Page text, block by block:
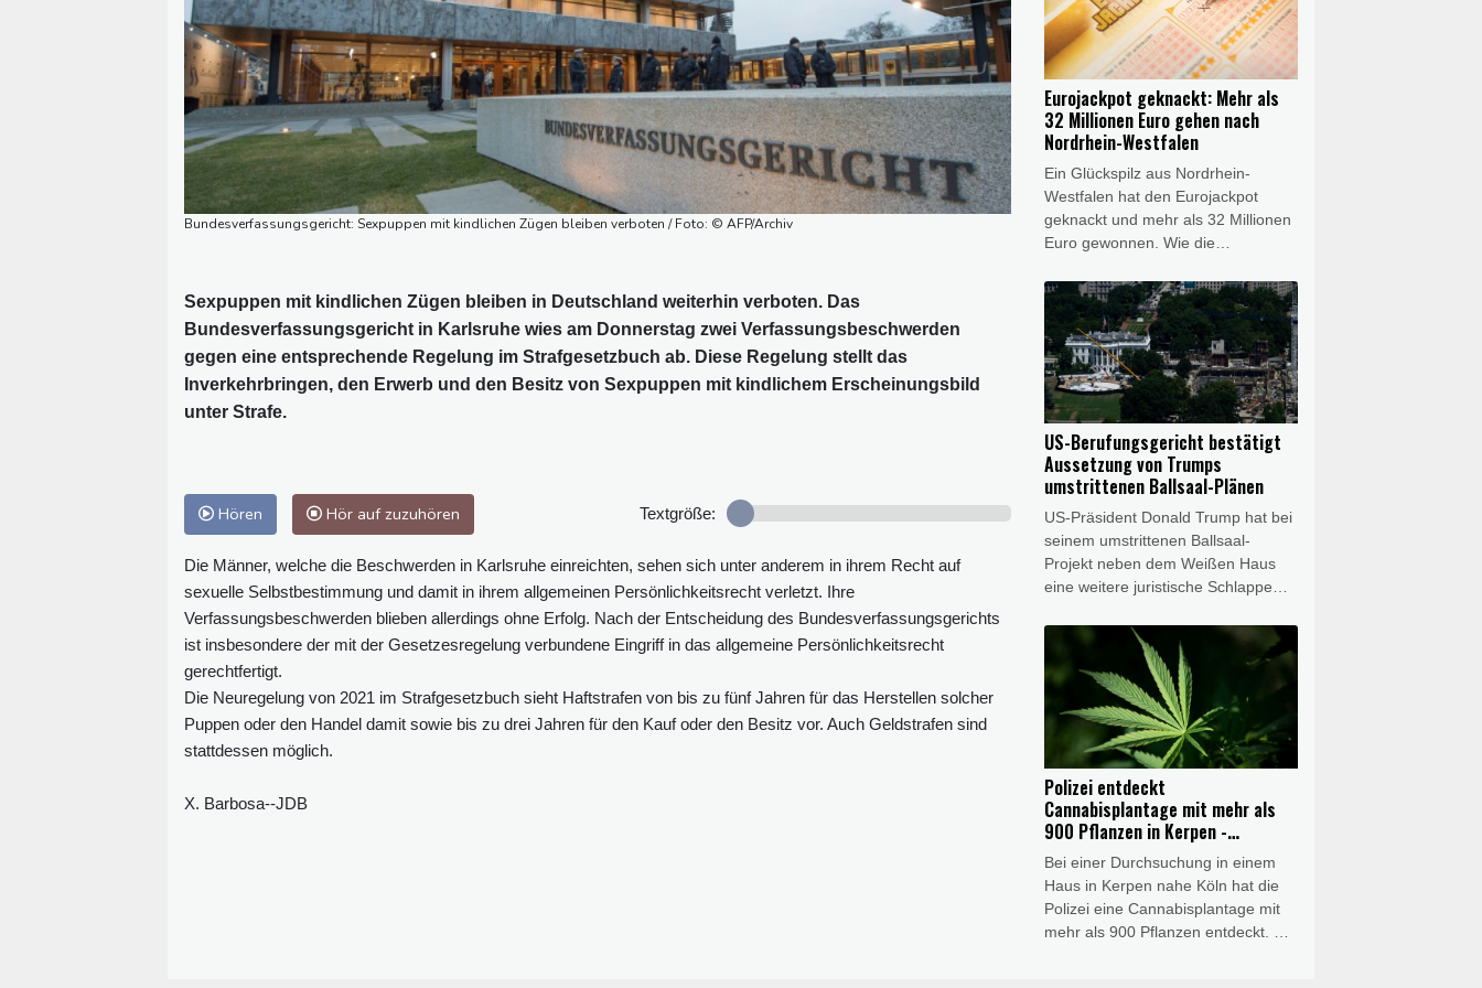
Bundesverfassungsgericht: Sexpuppen mit kindlichen Zügen bleiben verboten / Foto: © AFP/Archiv
Sexpuppen mit kindlichen Zügen bleiben in Deutschland weiterhin verboten. Das
Bundesverfassungsgericht in Karlsruhe wies am Donnerstag zwei Verfassungsbeschwerden
gegen eine entsprechende Regelung im Strafgesetzbuch ab. Diese Regelung stellt das
Inverkehrbringen, den Erwerb und den Besitz von Sexpuppen mit kindlichem Erscheinungsbild
unter Strafe.
Hören Hör auf zuzuhören Textgröße:
Die Männer, welche die Beschwerden in Karlsruhe einreichten, sehen sich unter anderem in ihrem Recht auf
sexuelle Selbstbestimmung und damit in ihrem allgemeinen Persönlichkeitsrecht verletzt. Ihre
Verfassungsbeschwerden blieben allerdings ohne Erfolg. Nach der Entscheidung des Bundesverfassungsgerichts
ist insbesondere der mit der Gesetzesregelung verbundene Eingriff in das allgemeine Persönlichkeitsrecht
gerechtfertigt.
Die Neuregelung von 2021 im Strafgesetzbuch sieht Haftstrafen von bis zu fünf Jahren für das Herstellen solcher
Puppen oder den Handel damit sowie bis zu drei Jahren für den Kauf oder den Besitz vor. Auch Geldstrafen sind
stattdessen möglich.
X. Barbosa--JDB
die Nachfolge des linken
Präsidenten Gustavo Petro an. De
la Espriella will unter anderem den
Kampf gegen Guerillagruppen und
den Drogenhandel im Land deutlich
verschärfen und die Beziehungen
zu den USA wieder ausbauen.
Eurojackpot geknackt: Mehr als
32 Millionen Euro gehen nach
Nordrhein-Westfalen
Ein Glückspilz aus Nordrhein-
Westfalen hat den Eurojackpot
geknackt und mehr als 32 Millionen
Euro gewonnen. Wie die
mitteilte, bekommt die Gewinnerin
oder der Gewinner 32.658.025
Euro. Die richtigen Gewinnzahlen
lauteten eins, drei, sechs, 13 und
23, mit den Eurozahlen fünf und
sieben.
US-Berufungsgericht bestätigt
Aussetzung von Trumps
umstrittenen Ballsaal-Plänen
US-Präsident Donald Trump hat bei
seinem umstrittenen Ballsaal-
Projekt neben dem Weißen Haus
eine weitere juristische Schlappe
Bundesberufungsgericht bestätigte
am Freitag die im April von einem
Richter angeordnete Aussetzung
der Bauarbeiten. Es begründete
sein Urteil mit der fehlenden
Zustimmung des Kongresses und
gab der US-Regierung zwei
Wochen Zeit, um gegebenenfalls
den Obersten Gerichtshof
anzurufen.
Polizei entdeckt
Cannabisplantage mit mehr als
900 Pflanzen in Kerpen -
Festnahme
Bei einer Durchsuchung in einem
Haus in Kerpen nahe Köln hat die
Polizei eine Cannabisplantage mit
mehr als 900 Pflanzen entdeckt. Ein